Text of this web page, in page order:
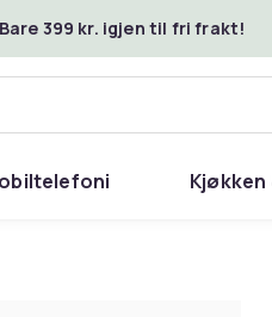
Bare 399 kr. igjen til fri frakt!